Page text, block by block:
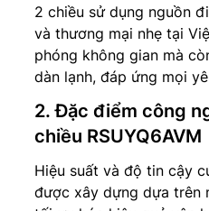
2 chiều sử dụng nguồn
và thương mại nhẹ tại
phóng không gian mà
dàn lạnh, đáp ứng mọi
2. Đặc điểm công
chiều RSUYQ6AVM
Hiệu suất và độ tin cậy
được xây dựng dựa trên